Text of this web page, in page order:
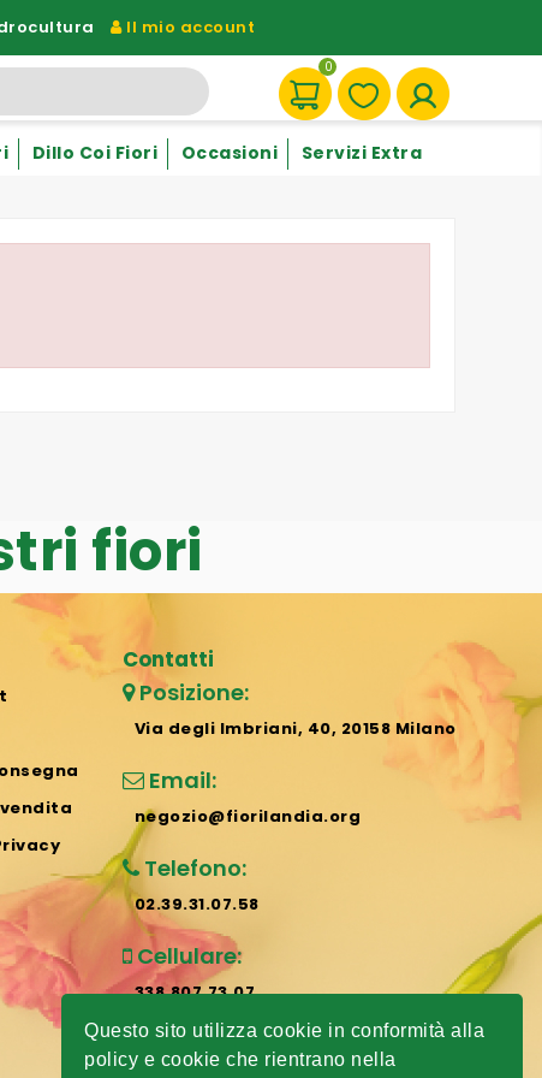
Questo sito utilizza cookie in conformità alla
policy e cookie che rientrano nella
Il mio account
0
Dillo Coi Fiori Occasioni Servizi Extra
fiori
Contatti
Posizione:
Via degli Imbriani, 40, 20158 Milano
Email:
negozio@fiorilandia.org
Telefono:
02.39.31.07.58
Cellulare:
338.807.73.07
Whatsapp: